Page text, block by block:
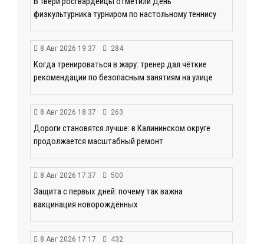
физкультурника турниром по настольному теннису
8 Авг 2026 19:37 284
Когда тренироваться в жару: тренер дал чёткие
рекомендации по безопасным занятиям на улице
8 Авг 2026 18:37 263
Дороги становятся лучше: в Калининском округе
продолжается масштабный ремонт
8 Авг 2026 17:37 500
Защита с первых дней: почему так важна
вакцинация новорождённых
8 Авг 2026 17:17 432